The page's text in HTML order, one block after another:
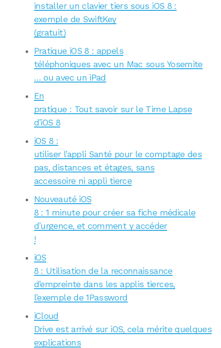
installer un clavier tiers sous iOS 8 :
exemple de SwiftKey
(gratuit)
Pratique iOS 8 : appels
téléphoniques avec un Mac sous Yosemite
… ou avec un iPad
En
pratique : Tout savoir sur le Time Lapse
d’iOS 8
iOS 8 :
utiliser l’appli Santé pour le comptage des
pas, distances et étages, sans
accessoire ni appli tierce
Nouveauté iOS
8 : 1 minute pour créer sa fiche médicale
d’urgence, et comment y accéder
!
iOS
8 : Utilisation de la reconnaissance
d’empreinte dans les applis tierces,
l’exemple de 1Password
iCloud
Drive est arrivé sur iOS, cela mérite quelques
explications